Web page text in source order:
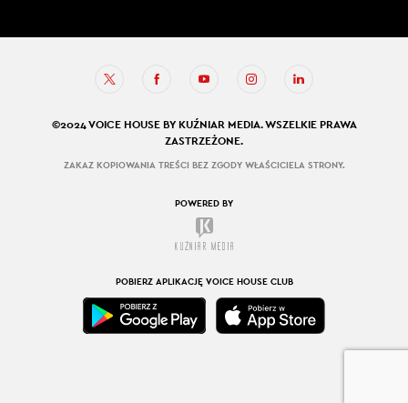
©2024 VOICE HOUSE BY KUŹNIAR MEDIA. WSZELKIE PRAWA
ZASTRZEŻONE.
ZAKAZ KOPIOWANIA TREŚCI BEZ ZGODY WŁAŚCICIELA STRONY.
POWERED BY
POBIERZ APLIKACJĘ VOICE HOUSE CLUB